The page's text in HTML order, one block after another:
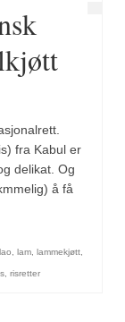
fra Kabul er
delikat. Og
å få
lam lammekjøtt
risretter